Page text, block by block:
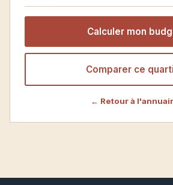
Calculer mon
Comparer ce
← Retour à